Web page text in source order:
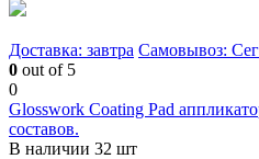
Доставка: завтра Самовывоз:
0 out of 5
0
Glosswork Coating Pad
составов.
В наличии 32 шт